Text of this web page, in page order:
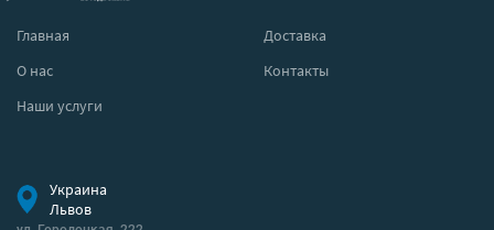
Главная
Доставка
О нас
Контакты
Наши услуги
Украина
Львов